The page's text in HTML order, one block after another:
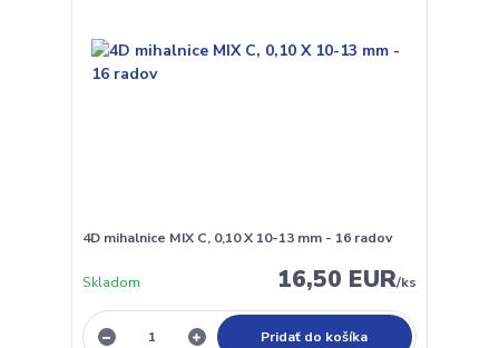
4D mihalnice MIX C, 0,10 X 10-13 mm - 16 radov
16,50 EUR/ks
Skladom
Pridať do košíka